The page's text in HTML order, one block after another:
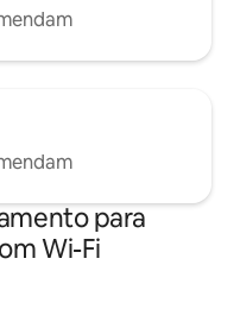
para
Wi-Fi